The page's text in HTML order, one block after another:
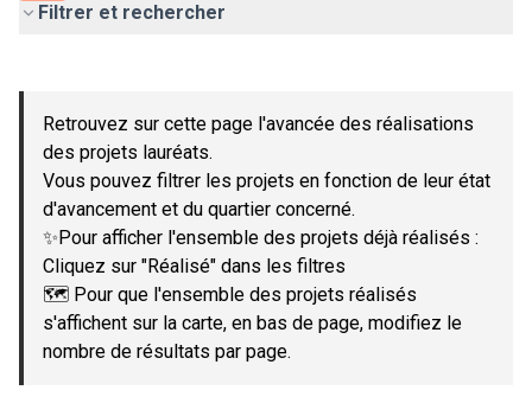
Filtrer et rechercher
−
Retrouvez sur cette page l'avancée des réalisations
des projets lauréats.
Vous pouvez filtrer les projets en fonction de leur état
d'avancement et du quartier concerné.
✨Pour afficher l'ensemble des projets déjà réalisés :
Cliquez sur "Réalisé" dans les filtres
🗺️ Pour que l'ensemble des projets réalisés
s'affichent sur la carte, en bas de page, modifiez le
nombre de résultats par page.